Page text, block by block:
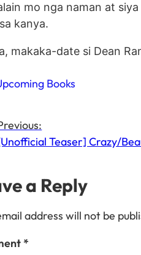
mo nga naman at
kanya.
makaka-date si Dean
Books
Teaser] Crazy/
a Reply
address will not be
*